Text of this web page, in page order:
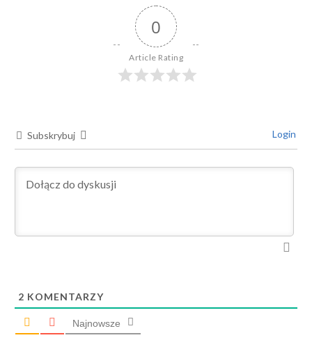
0
Article Rating
Subskrybuj Login
2 KOMENTARZY
Najnowsze